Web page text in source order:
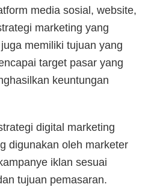
media sosial, website,
marketing yang
memiliki tujuan yang
target pasar yang
keuntungan
digital marketing
digunakan oleh marketer
iklan sesuai
tujuan pemasaran.